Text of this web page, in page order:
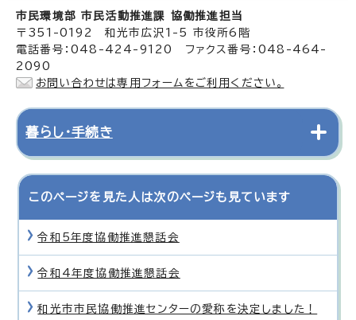
市民環境部 市民活動推進課 協働推進担当
〒351-0192 和光市広沢1-5 市役所6階
電話番号：048-424-9120 ファクス番号：048-464-
2090
お問い合わせは専用フォームをご利用ください。
暮らし・手続き
このページを見た人は次のページも見ています
令和5年度協働推進懇話会
令和4年度協働推進懇話会
和光市市民協働推進センターの愛称を決定しました！